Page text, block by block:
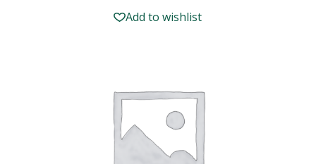
Add to wishlist